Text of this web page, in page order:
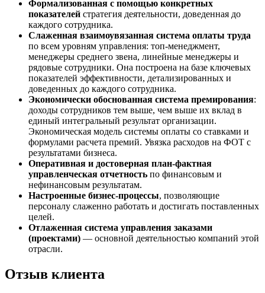
Формализованная с помощью конкретных
показателей стратегия деятельности, доведенная до
каждого сотрудника.
Слаженная взаимоувязанная система оплаты труда
по всем уровням управления: топ-менеджмент,
менеджеры среднего звена, линейные менеджеры и
рядовые сотрудники. Она построена на базе ключевых
показателей эффективности, детализированных и
доведенных до каждого сотрудника.
Экономически обоснованная система премирования:
доходы сотрудников тем выше, чем выше их вклад в
единый интегральный результат организации.
Экономическая модель системы оплаты со ставками и
формулами расчета премий. Увязка расходов на ФОТ с
результатами бизнеса.
Оперативная и достоверная план-фактная
управленческая отчетность по финансовым и
нефинансовым результатам.
Настроенные бизнес-процессы, позволяющие
персоналу слаженно работать и достигать поставленных
целей.
Отлаженная система управления заказами
(проектами) — основной деятельностью компаний этой
отрасли.
Отзыв клиента